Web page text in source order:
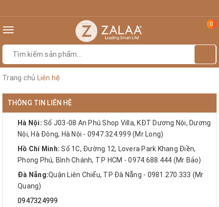
Toggle
0
Trang chủ Liên hệ
THÔNG TIN LIÊN HỆ
Hà Nội: Số J03-08 An Phú Shop Villa, KĐT Dương Nội, Dương
Nội, Hà Đông, Hà Nội - 0947.324.999 (Mr Long)
Hồ Chí Minh: Số 1C, Đường 12, Lovera Park Khang Điền,
Phong Phú, Bình Chánh, T.P HCM - 0974.688.444 (Mr Bảo)
Đà Nẵng:Quận Liên Chiểu, TP Đà Nẵng - 0981.270.333 (Mr
Quang)
0947324999